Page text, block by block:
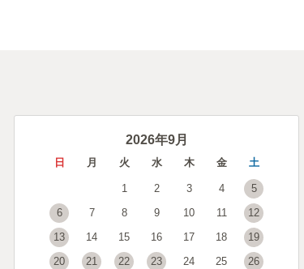
2026年9月
日 月 火 水 木 金 土
1 2 3 4
5
6
7 8 9 10 11
12
13
14 15 16 17 18
19
20
21 22 23 24 25
26